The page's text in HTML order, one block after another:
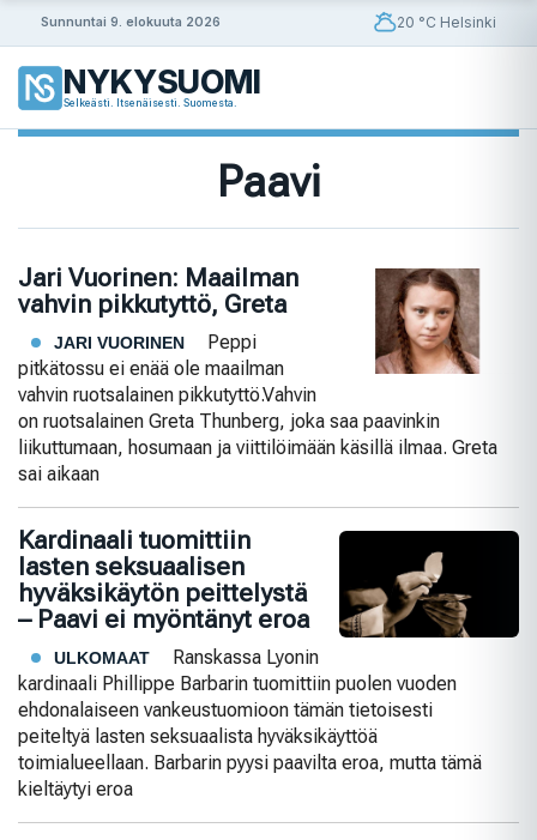
Sunnuntai 9. elokuuta 2026 20 °C Helsinki
NYKYSUOMI
Selkeästi. Itsenäisesti. Suomesta.
Paavi
Jari Vuorinen: Maailman
vahvin pikkutyttö, Greta
JARI VUORINEN
Peppi
pitkätossu ei enää ole maailman
vahvin ruotsalainen pikkutyttö.Vahvin
on ruotsalainen Greta Thunberg, joka saa paavinkin
liikuttumaan, hosumaan ja viittilöimään käsillä ilmaa. Greta
sai aikaan
Kardinaali tuomittiin
lasten seksuaalisen
hyväksikäytön peittelystä
– Paavi ei myöntänyt eroa
ULKOMAAT
Ranskassa Lyonin
kardinaali Phillippe Barbarin tuomittiin puolen vuoden
ehdonalaiseen vankeustuomioon tämän tietoisesti
peiteltyä lasten seksuaalista hyväksikäyttöä
toimialueellaan. Barbarin pyysi paavilta eroa, mutta tämä
kieltäytyi eroa